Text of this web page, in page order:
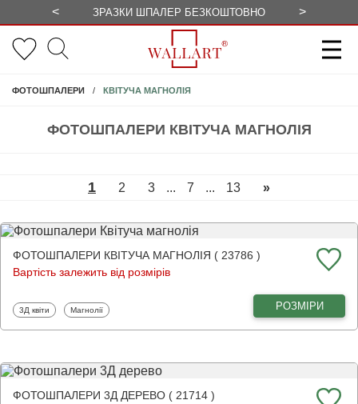
< ЗРАЗКИ ШПАЛЕР БЕЗКОШТОВНО >
ФОТОШПАЛЕРИ КВІТУЧА МАГНОЛІЯ
ФОТОШПАЛЕРИ КВІТУЧА МАГНОЛІЯ
1 2 3 ... 7 ... 13 »
ФОТОШПАЛЕРИ КВІТУЧА МАГНОЛІЯ ( 23786 )
Вартість залежить від розмірів
Фотошпалери
3Д квіти Фотошпалери
Магнолії РОЗМІРИ
ФОТОШПАЛЕРИ 3Д ДЕРЕВО ( 21714 )